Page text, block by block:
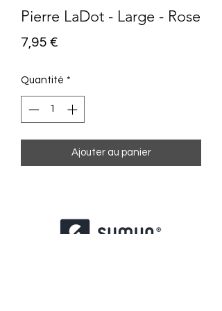
Pierre LaDot - Large - Rose
7,95 €Prix
Quantité *
Ajouter au panier